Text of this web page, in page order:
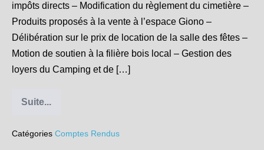
impôts directs – Modification du règlement du cimetière –
Produits proposés à la vente à l’espace Giono –
Délibération sur le prix de location de la salle des fêtes –
Motion de soutien à la filière bois local – Gestion des
loyers du Camping et de […]
Suite...Compte
Conseil
Catégories Comptes Rendus